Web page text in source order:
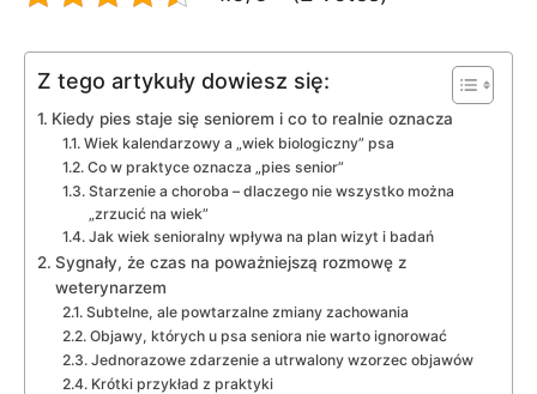
Z tego artykuły dowiesz się:
Kiedy pies staje się seniorem i co to realnie oznacza
Wiek kalendarzowy a „wiek biologiczny” psa
Co w praktyce oznacza „pies senior”
Starzenie a choroba – dlaczego nie wszystko można
„zrzucić na wiek”
Jak wiek senioralny wpływa na plan wizyt i badań
Sygnały, że czas na poważniejszą rozmowę z
weterynarzem
Subtelne, ale powtarzalne zmiany zachowania
Objawy, których u psa seniora nie warto ignorować
Jednorazowe zdarzenie a utrwalony wzorzec objawów
Krótki przykład z praktyki